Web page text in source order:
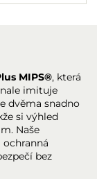
MIPS®, která
imituje
dvěma snadno
si výhled
Naše
bez